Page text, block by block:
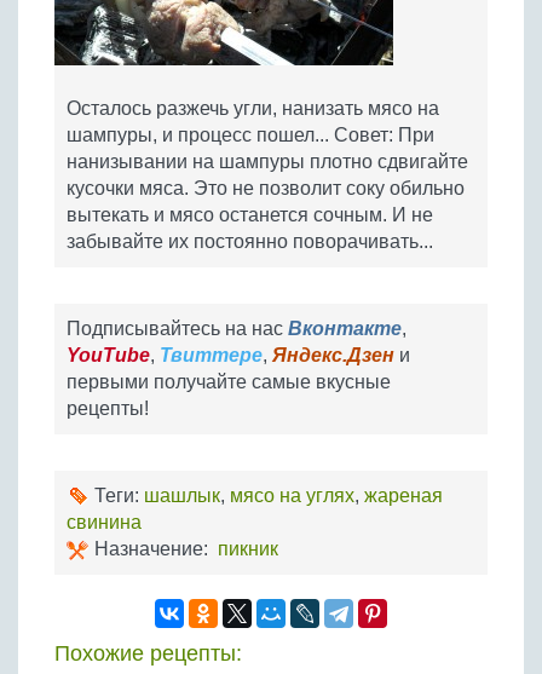
Осталось разжечь угли, нанизать мясо на
шампуры, и процесс пошел... Совет: При
нанизывании на шампуры плотно сдвигайте
кусочки мяса. Это не позволит соку обильно
вытекать и мясо останется сочным. И не
забывайте их постоянно поворачивать...
Подписывайтесь на нас Вконтакте,
YouTube, Твиттере, Яндекс.Дзен и
первыми получайте самые вкусные
рецепты!
Теги: шашлык, мясо на углях, жареная
свинина
Назначение: пикник
Похожие рецепты: